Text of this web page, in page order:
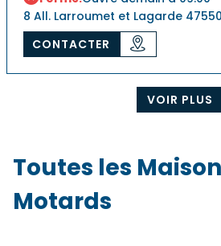
8 All. Larroumet et Lagarde
CONTACTER
VOIR PLUS
Toutes les
Motards